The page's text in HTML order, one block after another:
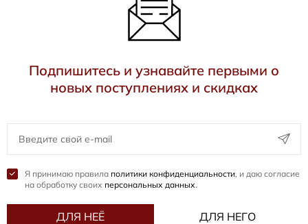
Подпишитесь и узнавайте первыми о
новых поступлениях и скидках
Я принимаю правила политики конфиденциальности, и даю согласие
на обработку своих персональных данных.
ДЛЯ НЕЁ ДЛЯ НЕГО